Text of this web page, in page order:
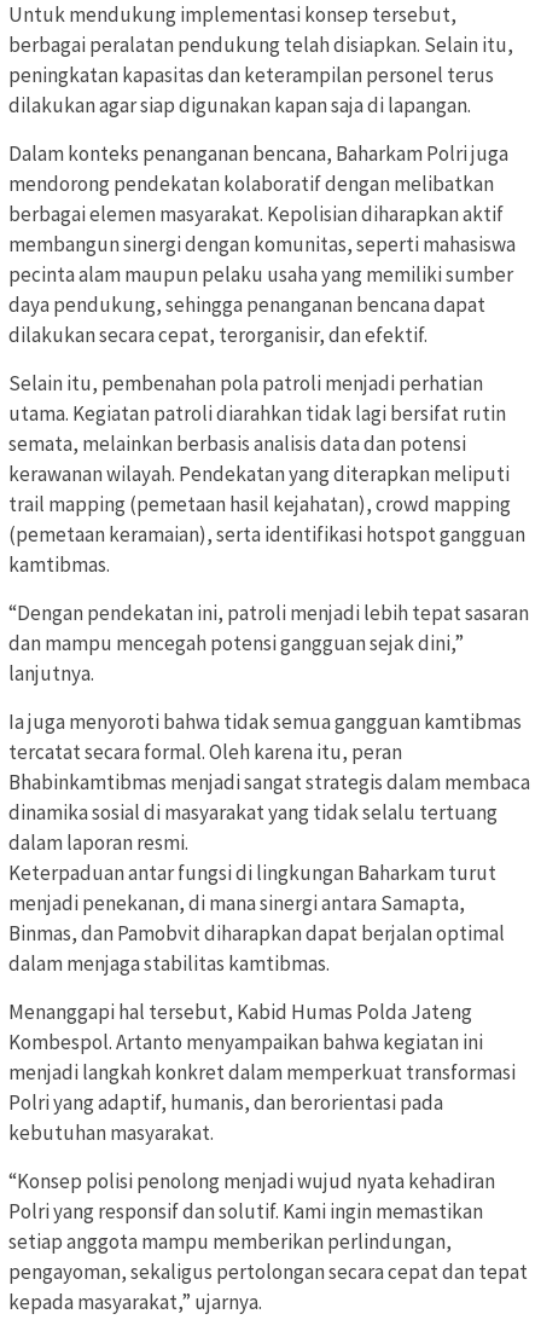
Untuk mendukung implementasi konsep tersebut,
berbagai peralatan pendukung telah disiapkan. Selain itu,
peningkatan kapasitas dan keterampilan personel terus
dilakukan agar siap digunakan kapan saja di lapangan.
Dalam konteks penanganan bencana, Baharkam Polri juga
mendorong pendekatan kolaboratif dengan melibatkan
berbagai elemen masyarakat. Kepolisian diharapkan aktif
membangun sinergi dengan komunitas, seperti mahasiswa
pecinta alam maupun pelaku usaha yang memiliki sumber
daya pendukung, sehingga penanganan bencana dapat
dilakukan secara cepat, terorganisir, dan efektif.
Selain itu, pembenahan pola patroli menjadi perhatian
utama. Kegiatan patroli diarahkan tidak lagi bersifat rutin
semata, melainkan berbasis analisis data dan potensi
kerawanan wilayah. Pendekatan yang diterapkan meliputi
trail mapping (pemetaan hasil kejahatan), crowd mapping
(pemetaan keramaian), serta identifikasi hotspot gangguan
kamtibmas.
“Dengan pendekatan ini, patroli menjadi lebih tepat sasaran
dan mampu mencegah potensi gangguan sejak dini,”
lanjutnya.
Ia juga menyoroti bahwa tidak semua gangguan kamtibmas
tercatat secara formal. Oleh karena itu, peran
Bhabinkamtibmas menjadi sangat strategis dalam membaca
dinamika sosial di masyarakat yang tidak selalu tertuang
dalam laporan resmi.
Keterpaduan antar fungsi di lingkungan Baharkam turut
menjadi penekanan, di mana sinergi antara Samapta,
Binmas, dan Pamobvit diharapkan dapat berjalan optimal
dalam menjaga stabilitas kamtibmas.
Menanggapi hal tersebut, Kabid Humas Polda Jateng
Kombespol. Artanto menyampaikan bahwa kegiatan ini
menjadi langkah konkret dalam memperkuat transformasi
Polri yang adaptif, humanis, dan berorientasi pada
kebutuhan masyarakat.
“Konsep polisi penolong menjadi wujud nyata kehadiran
Polri yang responsif dan solutif. Kami ingin memastikan
setiap anggota mampu memberikan perlindungan,
pengayoman, sekaligus pertolongan secara cepat dan tepat
kepada masyarakat,” ujarnya.